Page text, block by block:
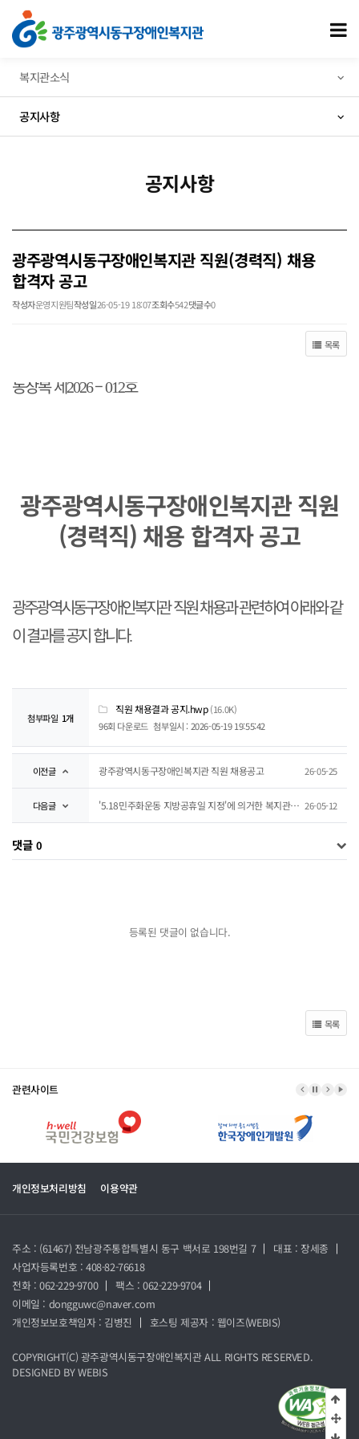
광주광역시동구장애인복지관 직원(경력직) 채용 합격자 공고 > 공지사항
복지관소식
공지사항
공지사항
광주광역시동구장애인복지관 직원(경력직) 채용
합격자 공고
작성자운영지원팀작성일26-05-19 18:07조회수542댓글수0
목록
동장복 제2026–012호
광주광역시동구장애인복지관 직원
(경력직) 채용 합격자 공고
광주광역시동구장애인복지관 직원 채용과 관련하여 아래와 같
이 결과를 공지 합니다.
첨부파일 1개
직원 채용결과 공지.hwp(16.0K)
96회 다운로드 첨부일시 : 2026-05-19 19:55:42
이전글 광주광역시동구장애인복지관 직원 채용공고 26-05-25
다음글 '5.18민주화운동 지방공휴일 지정'에 의거한 복지관 휴관 안내 26-05-12
댓글 0
등록된 댓글이 없습니다.
목록
관련사이트 이전 배너
배너 정지
다음배
개인정보처리방침 이용약관
주소 : (61467) 전남광주통합특별시 동구 백서로 198번길 7
대표 : 장세종
사업자등록번호 : 408-82-76618
전화 : 062-229-9700
팩스 : 062-229-9704
이메일 : dongguwc@naver.com
개인정보보호책임자 : 김병진
호스팅 제공자 : 웹이즈(WEBIS)
COPYRIGHT(C) 광주광역시동구장애인복지관ALL RIGHTS RESERVED.
DESIGNED BYWEBIS
중